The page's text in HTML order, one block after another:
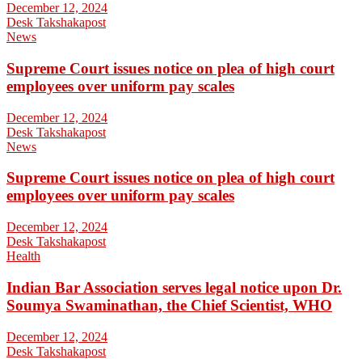
December 12, 2024
Desk Takshakapost
News
Supreme Court issues notice on plea of high court
employees over uniform pay scales
December 12, 2024
Desk Takshakapost
News
Supreme Court issues notice on plea of high court
employees over uniform pay scales
December 12, 2024
Desk Takshakapost
Health
Indian Bar Association serves legal notice upon Dr.
Soumya Swaminathan, the Chief Scientist, WHO
December 12, 2024
Desk Takshakapost